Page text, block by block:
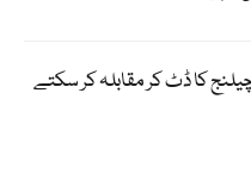
کا ڈٹ کر مقابلہ کر سکتے